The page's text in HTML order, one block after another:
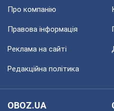
Про компанію
Правова інформація
Реклама на сайті
Редакційна політика
OBOZ.UA